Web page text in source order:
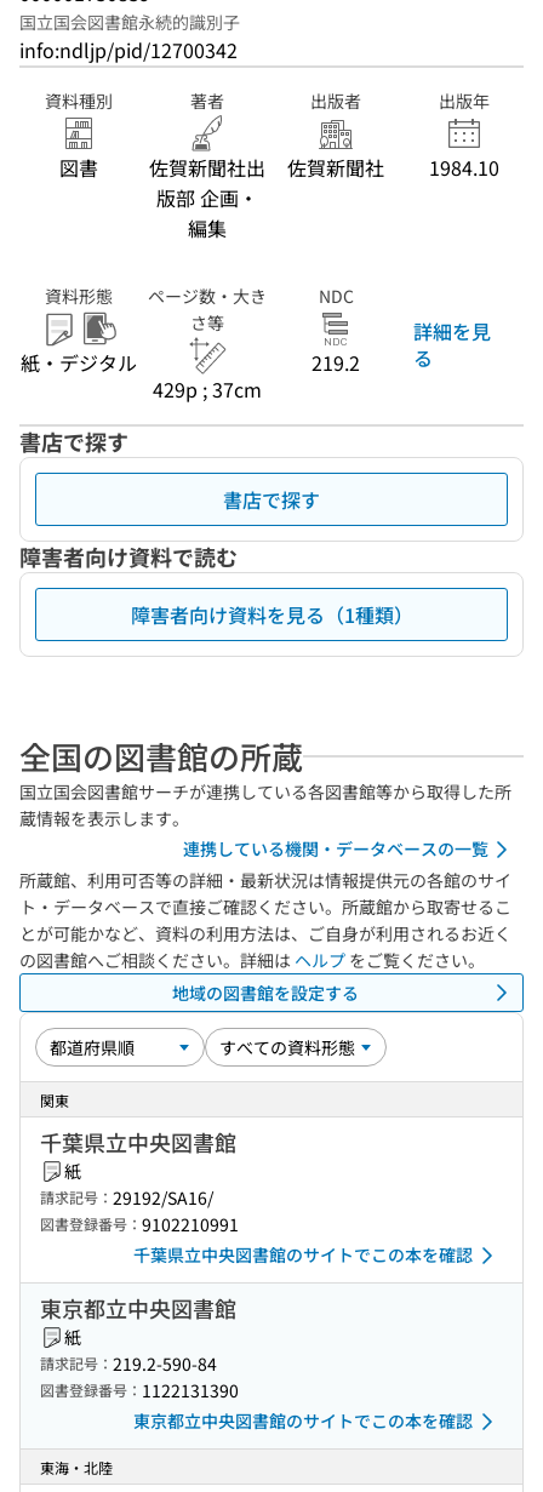
国立国会図書館永続的識別子
info:ndljp/pid/12700342
資料種別
図書
著者
佐賀新聞社出
版部 企画・
編集
出版者
佐賀新聞社
出版年
1984.10
資料形態
紙・デジタル
ページ数・大き
さ等
429p ; 37cm
NDC
219.2
詳細を見
る
書店で探す
書店で探す
障害者向け資料で読む
障害者向け資料を見る（1種類）
全国の図書館の所蔵
国立国会図書館サーチが連携している各図書館等から取得した所
蔵情報を表示します。
連携している機関・データベースの一覧
所蔵館、利用可否等の詳細・最新状況は情報提供元の各館のサイ
ト・データベースで直接ご確認ください。所蔵館から取寄せるこ
とが可能かなど、資料の利用方法は、ご自身が利用されるお近く
の図書館へご相談ください。詳細は ヘルプ をご覧ください。
地域の図書館を設定する
関東
千葉県立中央図書館
紙
請求記号： 29192/SA16/
図書登録番号： 9102210991
千葉県立中央図書館のサイトでこの本を確認
東京都立中央図書館
紙
請求記号： 219.2-590-84
図書登録番号： 1122131390
東京都立中央図書館のサイトでこの本を確認
東海・北陸